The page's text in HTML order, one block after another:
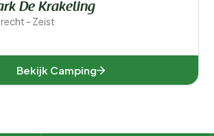
De Krakeling
- Zeist
Bekijk Camping